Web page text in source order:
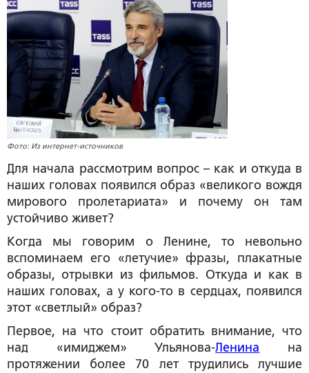
Фото: Из интернет-источников
Для начала рассмотрим вопрос – как и откуда в
наших головах появился образ «великого вождя
мирового пролетариата» и почему он там
устойчиво живет?
Когда мы говорим о Ленине, то невольно
вспоминаем его «летучие» фразы, плакатные
образы, отрывки из фильмов. Откуда и как в
наших головах, а у кого-то в сердцах, появился
этот «светлый» образ?
Первое, на что стоит обратить внимание, что
над «имиджем» Ульянова-Ленина на
протяжении более 70 лет трудились лучшие